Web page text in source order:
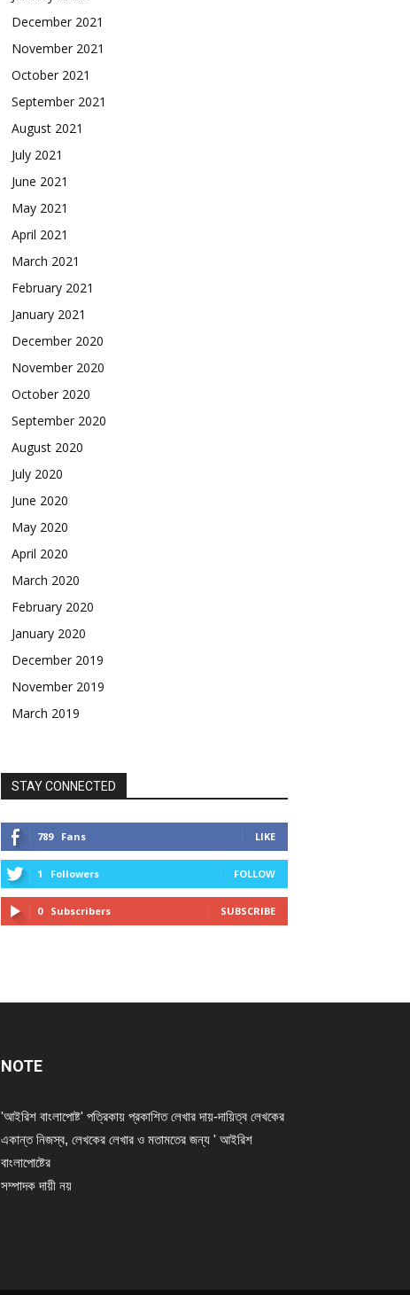
December 2021
November 2021
October 2021
September 2021
August 2021
July 2021
June 2021
May 2021
April 2021
March 2021
February 2021
January 2021
December 2020
November 2020
October 2020
September 2020
August 2020
July 2020
June 2020
May 2020
April 2020
March 2020
February 2020
January 2020
December 2019
November 2019
March 2019
STAY CONNECTED
789 Fans LIKE
1 Followers FOLLOW
0 Subscribers SUBSCRIBE
NOTE
'আইরিশ বাংলাপোষ্ট' পত্রিকায় প্রকাশিত লেখার দায়-দায়িত্ব লেখকের
একান্ত নিজস্ব, লেখকের লেখার ও মতামতের জন্য ' আইরিশ
বাংলাপোষ্টের
সম্পাদক দায়ী নয়